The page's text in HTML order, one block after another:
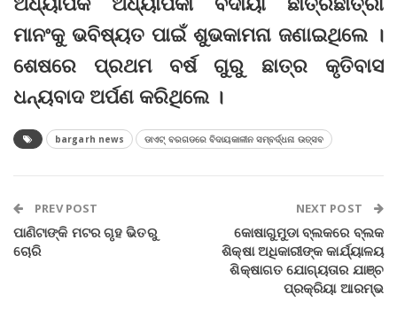
ମାନଂକୁ ଭବିଷ୍ୟତ ପାଇଁ ଶୁଭକାମନା ଜଣାଇଥିଲେ ।
ଶେଷରେ ପ୍ରଥମ ବର୍ଷ ଗୁରୁ ଛାତ୍ର କୃତିବାସ
ଧନ୍ୟବାଦ ଅର୍ପଣ କରିଥିଲେ ।
bargarh news ଡାଏଟ୍‌ ବରଗଡରେ ବିଦାୟକାଳୀନ ସମ୍ବର୍ଦ୍ଧନା ଉତ୍ସବ
PREV POST
ପାଣିଟାଙ୍କି ମଟର ଗୃହ ଭିତରୁ
ଚୋରି
NEXT POST
କୋଷାଗୁମୁଡା ବ୍ଲକରେ ବ୍ଲକ
ଶିକ୍ଷା ଅଧିକାରୀଙ୍କ କାର୍ଯ୍ୟାଳୟ
ଶିକ୍ଷାଗତ ଯୋଗ୍ୟତାର ଯାଞ୍ଚ
ପ୍ରକ୍ରିୟା ଆରମ୍ଭ